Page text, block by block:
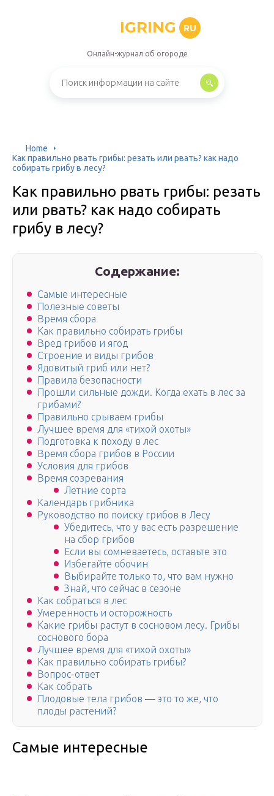
IGRING RU
Онлайн-журнал об огороде
Home
Как правильно рвать грибы: резать или рвать? как надо
собирать грибу в лесу?
Как правильно рвать грибы: резать
или рвать? как надо собирать
грибу в лесу?
Содержание:
Самые интересные
Полезные советы
Время сбора
Как правильно собирать грибы
Вред грибов и ягод
Строение и виды грибов
Ядовитый гриб или нет?
Правила безопасности
Прошли сильные дожди. Когда ехать в лес за
грибами?
Правильно срываем грибы
Лучшее время для «тихой охоты»
Подготовка к походу в лес
Время сбора грибов в России
Условия для грибов
Время созревания
Летние сорта
Календарь грибника
Руководство по поиску грибов в Лесу
Убедитесь, что у вас есть разрешение
на сбор грибов
Если вы сомневаетесь, оставьте это
Избегайте обочин
Выбирайте только то, что вам нужно
Знай, что сейчас в сезоне
Как собраться в лес
Умеренность и осторожность
Какие грибы растут в сосновом лесу. Грибы
соснового бора
Лучшее время для «тихой охоты»
Как правильно собирать грибы?
Вопрос-ответ
Как собрать
Плодовые тела грибов — это то же, что
плоды растений?
Самые интересные